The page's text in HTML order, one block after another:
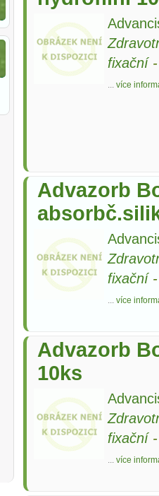
fixační
... více
Advazorb
fixační
... více
Advazorb
10ks
fixační
... více